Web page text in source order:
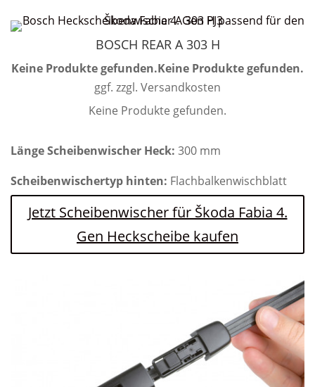
BOSCH REAR A 303 H
Keine Produkte gefunden.Keine Produkte gefunden.
ggf. zzgl. Versandkosten
Keine Produkte gefunden.
Länge Scheibenwischer Heck: 300 mm
Scheibenwischertyp hinten: Flachbalkenwischblatt
Jetzt Scheibenwischer für Škoda Fabia 4.
Gen Heckscheibe kaufen